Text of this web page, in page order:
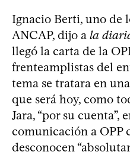
Ignacio Berti, uno de
ANCAP, dijo a la
llegó la carta de la
frenteamplistas del
tema se tratara en
que será hoy, como
Jara, “por su cuenta”,
comunicación a OPP
desconocen